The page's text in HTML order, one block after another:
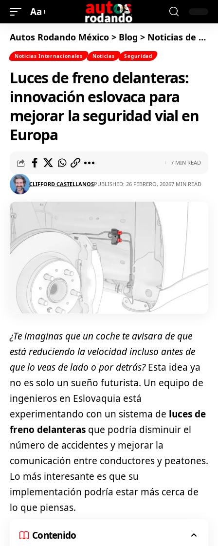
Aa
Autos Rodando México > Blog > Noticias de Autos
Noticias Internacionales Noticias Seguridad
Luces de freno delanteras:
innovación eslovaca para
mejorar la seguridad vial en
Europa
CLIFFORD CASTELLANOSPUBLISHED: 26 FEBRERO, 20267 MIN READ
7 MIN READ
¿Te imaginas que un coche te avisara de que
está reduciendo la velocidad incluso antes de
que lo veas de lado o por detrás?Esta idea ya
no es solo un sueño futurista. Un equipo de
ingenieros en Eslovaquia está
experimentando con un sistema de luces de
freno delanteras que podría disminuir el
número de accidentes y mejorar la
comunicación entre conductores y peatones.
Lo más interesante es que su
implementación podría estar más cerca de
lo que piensas.
Contenido